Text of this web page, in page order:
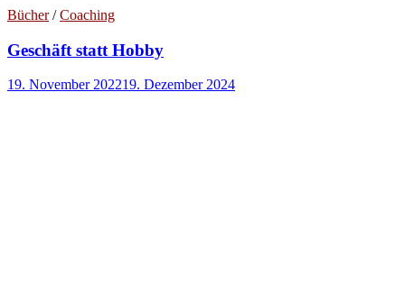
Bücher/Coaching
Geschäft statt Hobby
19. November 202219. Dezember 2024